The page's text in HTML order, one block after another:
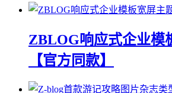
ZBLOG响应式企业模
【官方同款】